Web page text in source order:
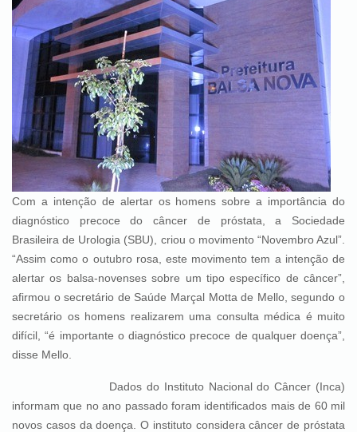
Com a intenção de alertar os homens sobre a importância do
diagnóstico precoce do câncer de próstata, a Sociedade
Brasileira de Urologia (SBU), criou o movimento “Novembro Azul”.
“Assim como o outubro rosa, este movimento tem a intenção de
alertar os balsa-novenses sobre um tipo específico de câncer”,
afirmou o secretário de Saúde Marçal Motta de Mello, segundo o
secretário os homens realizarem uma consulta médica é muito
difícil, “é importante o diagnóstico precoce de qualquer doença”,
disse Mello.
Dados do Instituto Nacional do Câncer (Inca)
informam que no ano passado foram identificados mais de 60 mil
novos casos da doença. O instituto considera câncer de próstata